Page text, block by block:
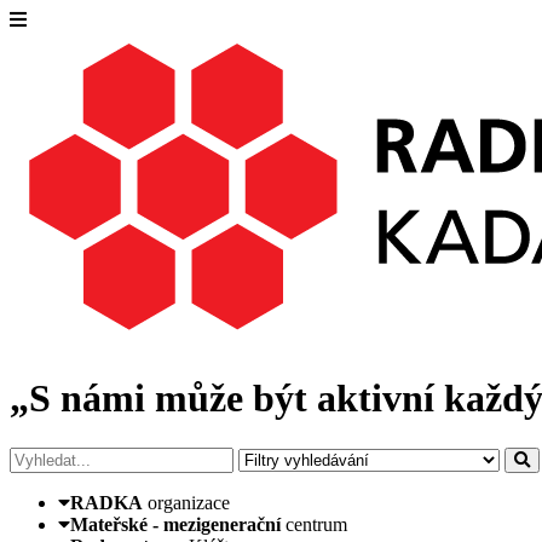
„S námi může být aktivní
RADKA organizace
Mateřské - mezigenerační centrum